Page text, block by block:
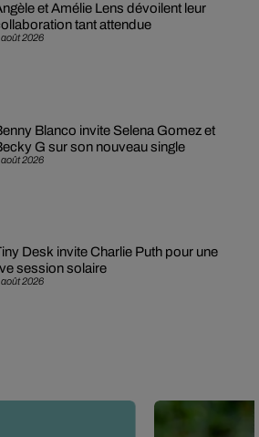
août 2026
et Amélie Lens dévoilent leur
tant attendue
août 2026
Blanco invite Selena Gomez et
G sur son nouveau single
août 2026
Desk invite Charlie Puth pour une
session solaire